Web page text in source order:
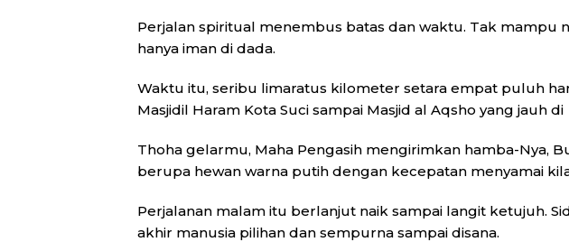
Perjalan spiritual menembus batas dan waktu. Tak mampu
hanya iman di dada.
Waktu itu, seribu limaratus kilometer setara empat puluh
Masjidil Haram Kota Suci sampai Masjid al Aqsho yang jauh
Thoha gelarmu, Maha Pengasih mengirimkan hamba-Nya,
berupa hewan warna putih dengan kecepatan menyamai
Perjalanan malam itu berlanjut naik sampai langit ketujuh.
akhir manusia pilihan dan sempurna sampai disana.